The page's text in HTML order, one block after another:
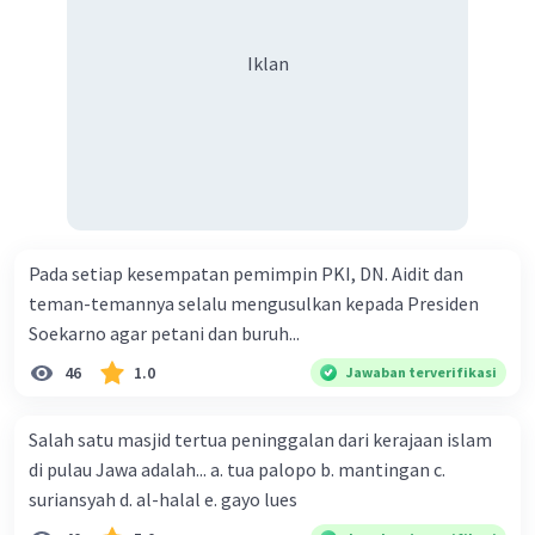
jadi yang benar yang mana ☹️
— Tampilkan 1 balasan lainnya
Iklan
Pada setiap kesempatan pemimpin PKI, DN. Aidit dan
teman-temannya selalu mengusulkan kepada Presiden
Soekarno agar petani dan buruh...
46 1.0 Jawaban terverifikasi
Salah satu masjid tertua peninggalan dari kerajaan islam
di pulau Jawa adalah... a. tua palopo b. mantingan c.
suriansyah d. al-halal e. gayo lues